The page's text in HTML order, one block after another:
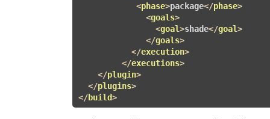
<phase>package</phase>
<goals>
<goal>shade</goal>
</goals>
</execution>
</executions>
</plugin>
</plugins>
</build>